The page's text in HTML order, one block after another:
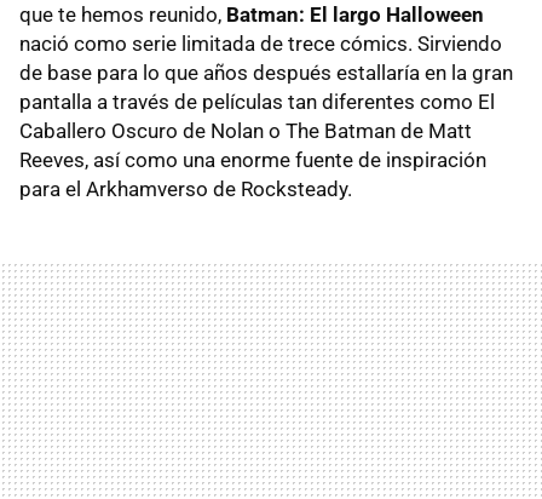
que te hemos reunido, Batman: El largo Halloween
nació como serie limitada de trece cómics. Sirviendo
de base para lo que años después estallaría en la gran
pantalla a través de películas tan diferentes como El
Caballero Oscuro de Nolan o The Batman de Matt
Reeves, así como una enorme fuente de inspiración
para el Arkhamverso de Rocksteady.